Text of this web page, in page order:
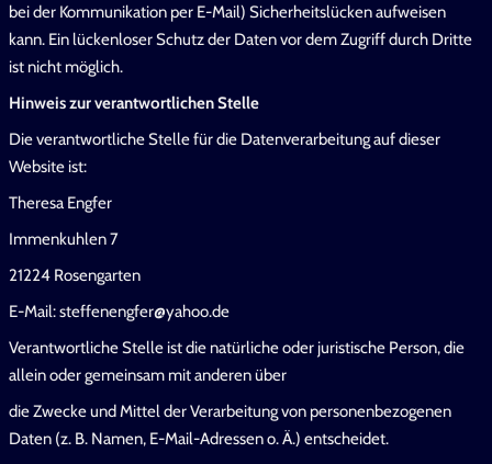
bei der Kommunikation per E-Mail) Sicherheitslücken aufweisen
kann. Ein lückenloser Schutz der Daten vor dem Zugriff durch Dritte
ist nicht möglich.
Hinweis zur verantwortlichen Stelle
Die verantwortliche Stelle für die Datenverarbeitung auf dieser
Website ist:
Theresa Engfer
Immenkuhlen 7
21224 Rosengarten
E-Mail: steffenengfer@yahoo.de
Verantwortliche Stelle ist die natürliche oder juristische Person, die
allein oder gemeinsam mit anderen über
die Zwecke und Mittel der Verarbeitung von personenbezogenen
Daten (z. B. Namen, E-Mail-Adressen o. Ä.) entscheidet.